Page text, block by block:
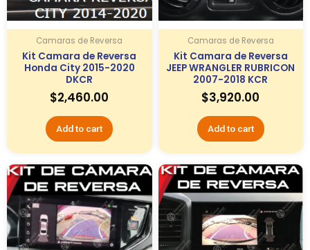
Camaras de Reversa
Kit Camara de Reversa
Honda City 2015-2020
DKCR
$2,460.00
Add to cart
Camaras de Reversa
Kit Camara de Reversa
JEEP WRANGLER RUBRICON
2007-2018 KCR
$3,920.00
Add to cart